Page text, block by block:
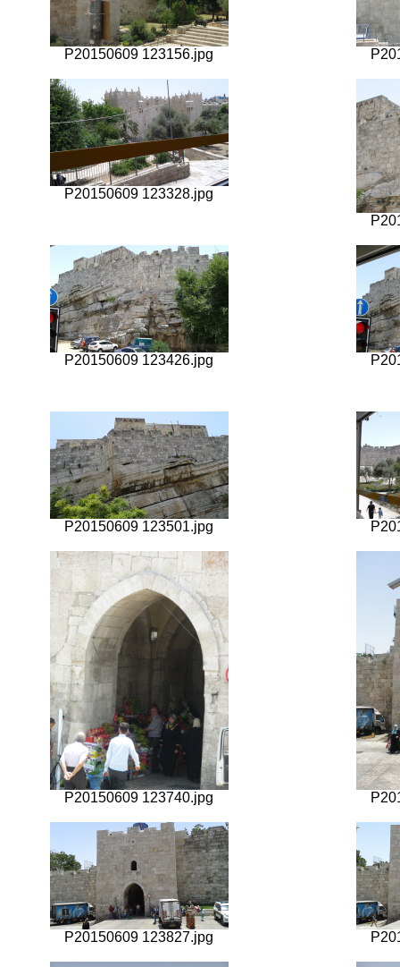
P20150609 123156.jpg
P20150609 123328.jpg
P20150609 123426.jpg
P20150609 123501.jpg
P20150609 123740.jpg
P20150609 123827.jpg